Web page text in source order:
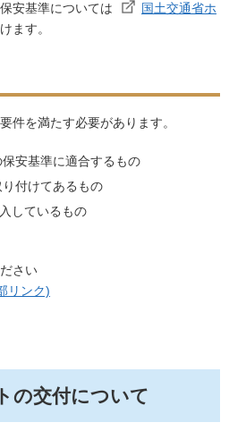
安基準については
国土交通省ホ
ます。
件を満たす必要があります。
安基準に適合するもの
付けてあるもの
しているもの
さい
リンク)
の交付について